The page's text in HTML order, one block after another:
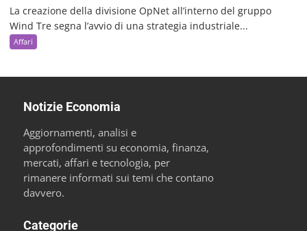
La creazione della divisione OpNet all’interno del gruppo
Wind Tre segna l’avvio di una strategia industriale...
Affari
Notizie Economia
Aggiornamenti, analisi e
approfondimenti su economia, finanza,
mercati, affari e tecnologia, per
rimanere informati sui temi che contano
davvero.
Categorie